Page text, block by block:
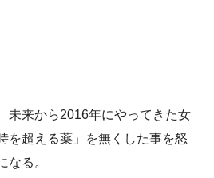
未来から2016年にやってきた女
を超える薬」を無くした事を怒
なる。